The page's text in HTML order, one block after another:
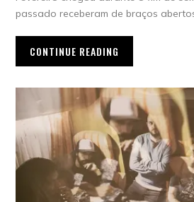
passado receberam de braços
CONTINUE READING